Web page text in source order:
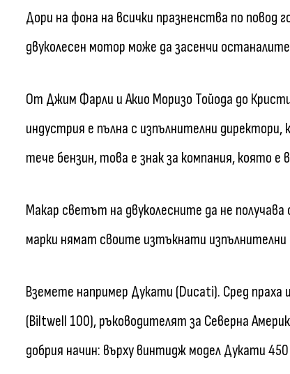
Дори на фона на всички празненства по повод
двуколесен мотор може да засенчи
От Джим Фарли и Акио Моризо Тойода до
индустрия е пълна с изпълнителни
тече бензин, това е знак за компания, която е
Макар светът на двуколесните да не
марки нямат своите изтъкнати изпълнителни
Вземете например Дукати (Ducati). Сред
(Biltwell 100), ръководителят за Северна
добрия начин: върху винтидж модел Дукати